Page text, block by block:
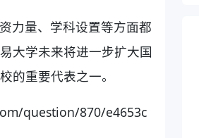
力量、学科设置等方面都
大学未来将进一步扩大国
的重要代表之一。
question/870/e4653c